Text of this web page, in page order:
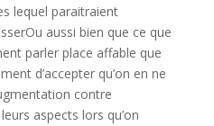
lequel paraitraient
aussi bien que ce que
parler place affable que
d’accepter qu’on en ne
contre
aspects lors qu’on